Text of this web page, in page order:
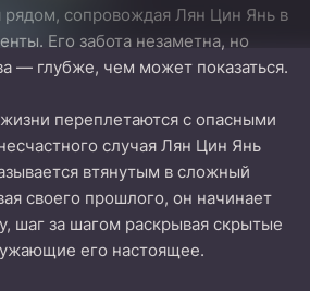
рядом, сопровождая Лян Цин Янь в
Его забота незаметна, но
— глубже, чем может показаться.
переплетаются с опасными
случая Лян Цин Янь
втянутым в сложный
своего прошлого, он начинает
шаг за шагом раскрывая скрытые
его настоящее.